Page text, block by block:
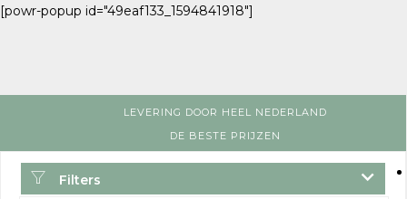
[powr-popup id="49eaf133_1594841918"]
LEVERING DOOR HEEL NEDERLAND
DE BESTE PRIJZEN
Filters